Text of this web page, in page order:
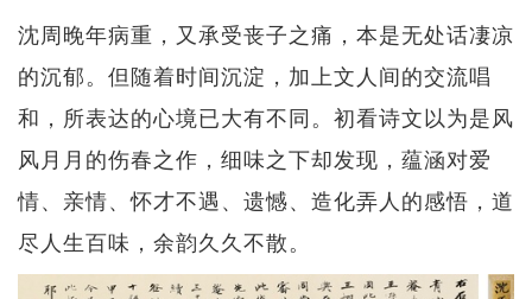
沈周晚年病重，又承受丧子之痛，本是无处话凄凉
的沉郁。但随着时间沉淀，加上文人间的交流唱
和，所表达的心境已大有不同。初看诗文以为是风
风月月的伤春之作，细味之下却发现，蕴涵对爱
情、亲情、怀才不遇、遗憾、造化弄人的感悟，道
尽人生百味，余韵久久不散。